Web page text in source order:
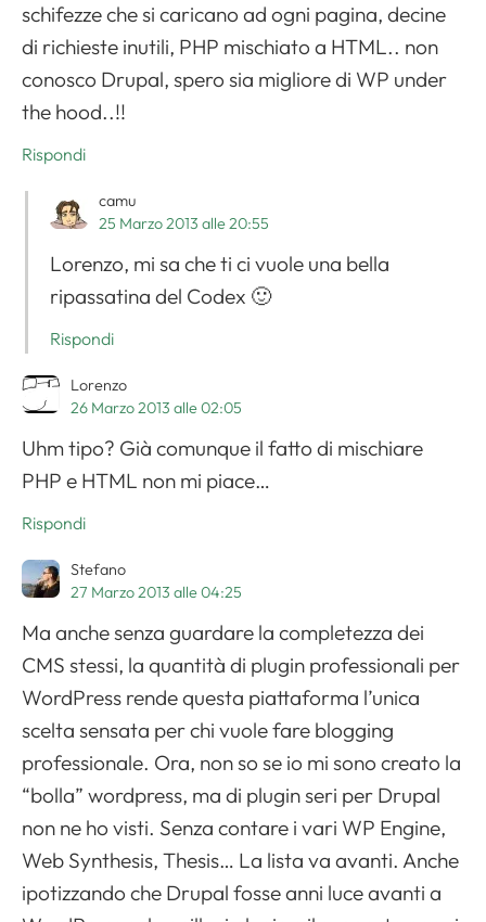
schifezze che si caricano ad ogni pagina, decine
di richieste inutili, PHP mischiato a HTML.. non
conosco Drupal, spero sia migliore di WP under
the hood..!!
Rispondi
camu
25 Marzo 2013 alle 20:55
Lorenzo, mi sa che ti ci vuole una bella
ripassatina del Codex 🙂
Rispondi
Lorenzo
26 Marzo 2013 alle 02:05
Uhm tipo? Già comunque il fatto di mischiare
PHP e HTML non mi piace…
Rispondi
Stefano
27 Marzo 2013 alle 04:25
Ma anche senza guardare la completezza dei
CMS stessi, la quantità di plugin professionali per
WordPress rende questa piattaforma l’unica
scelta sensata per chi vuole fare blogging
professionale. Ora, non so se io mi sono creato la
“bolla” wordpress, ma di plugin seri per Drupal
non ne ho visti. Senza contare i vari WP Engine,
Web Synthesis, Thesis… La lista va avanti. Anche
ipotizzando che Drupal fosse anni luce avanti a